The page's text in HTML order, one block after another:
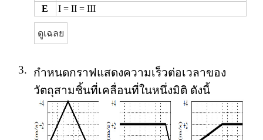
E
I = II = III
ดูเฉลย
3.
กำหนดกราฟแสดงความเร็วต่อเวลาของ
วัตถุสามชิ้นที่เคลื่อนที่ในหนึ่งมิติ ดังนี้